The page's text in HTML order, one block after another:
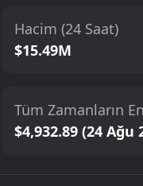
Hacim (24 Saat)
$15.49M
Tüm Zamanların
$4,932.89 (24 Ağu